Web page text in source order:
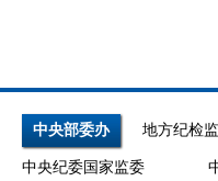
中央部委办 地方纪检
中央纪委国家监委